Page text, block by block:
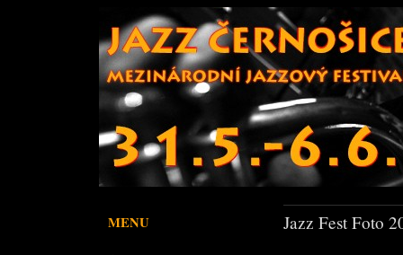
MENU Jazz Fest Foto